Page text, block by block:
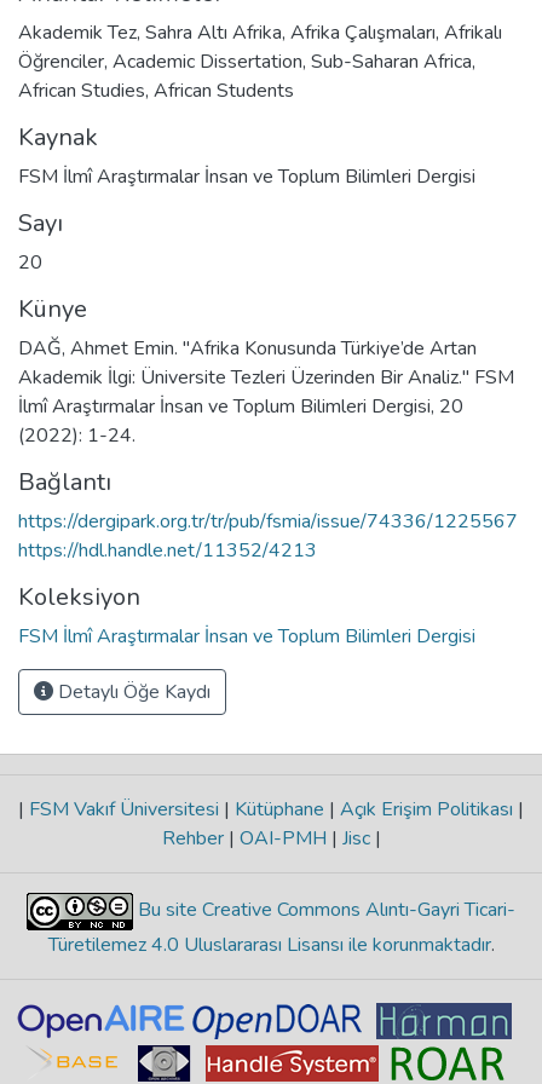
Akademik Tez, Sahra Altı Afrika, Afrika Çalışmaları, Afrikalı
Öğrenciler, Academic Dissertation, Sub-Saharan Africa,
African Studies, African Students
Kaynak
FSM İlmî Araştırmalar İnsan ve Toplum Bilimleri Dergisi
Sayı
20
Künye
DAĞ, Ahmet Emin. "Afrika Konusunda Türkiye’de Artan
Akademik İlgi: Üniversite Tezleri Üzerinden Bir Analiz." FSM
İlmî Araştırmalar İnsan ve Toplum Bilimleri Dergisi, 20
(2022): 1-24.
Bağlantı
https://dergipark.org.tr/tr/pub/fsmia/issue/74336/1225567
https://hdl.handle.net/11352/4213
Koleksiyon
FSM İlmî Araştırmalar İnsan ve Toplum Bilimleri Dergisi
Detaylı Öğe Kaydı
| FSM Vakıf Üniversitesi | Kütüphane | Açık Erişim Politikası |
Rehber | OAI-PMH | Jisc |
Bu site Creative Commons Alıntı-Gayri Ticari-
Türetilemez 4.0 Uluslararası Lisansı ile korunmaktadır.